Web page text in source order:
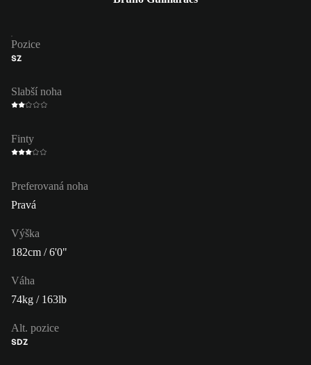
Pozice
SZ
Slabší noha
Finty
Preferovaná noha
Pravá
Výška
182cm / 6'0"
Váha
74kg / 163lb
Alt. pozice
SDZ